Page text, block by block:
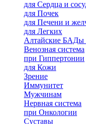
для Сердца и
для Почек
для Печени и
для Легких
Алтайские БАДы
Венозная система
при Гиппертонии
для Кожи
Зрение
Иммунитет
Мужчинам
Нервная система
при Онкологии
Суставы